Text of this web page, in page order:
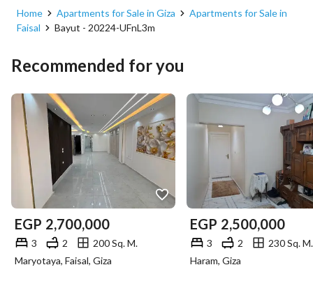
Home Apartments for Sale in Giza
Apartments for Sale in
Faisal
Bayut - 20224-UFnL3m
Recommended for you
EGP 2,700,000
3 2
200 Sq. M.
Maryotaya, Faisal, Giza
EGP 2,500,000
3 2
230 Sq. M.
Haram, Giza